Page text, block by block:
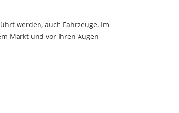
werden, auch Fahrzeuge. Im
Markt und vor Ihren Augen